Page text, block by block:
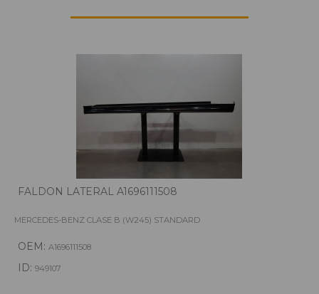
FALDON LATERAL A1696111508
MERCEDES-BENZ CLASE B (W245) STANDARD
OEM: A1696111508
ID: 949107